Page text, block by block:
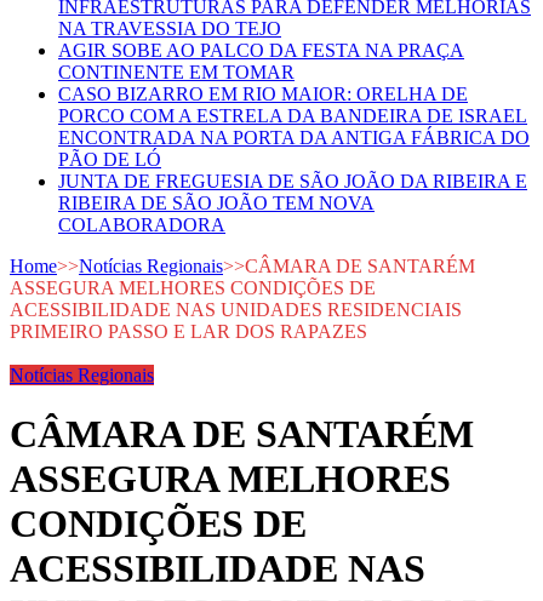
INFRAESTRUTURAS PARA DEFENDER MELHORIAS
NA TRAVESSIA DO TEJO
AGIR SOBE AO PALCO DA FESTA NA PRAÇA
CONTINENTE EM TOMAR
CASO BIZARRO EM RIO MAIOR: ORELHA DE
PORCO COM A ESTRELA DA BANDEIRA DE ISRAEL
ENCONTRADA NA PORTA DA ANTIGA FÁBRICA DO
PÃO DE LÓ
JUNTA DE FREGUESIA DE SÃO JOÃO DA RIBEIRA E
RIBEIRA DE SÃO JOÃO TEM NOVA
COLABORADORA
Home>>Notícias Regionais>>CÂMARA DE SANTARÉM
ASSEGURA MELHORES CONDIÇÕES DE
ACESSIBILIDADE NAS UNIDADES RESIDENCIAIS
PRIMEIRO PASSO E LAR DOS RAPAZES
Notícias Regionais
CÂMARA DE SANTARÉM
ASSEGURA MELHORES
CONDIÇÕES DE
ACESSIBILIDADE NAS